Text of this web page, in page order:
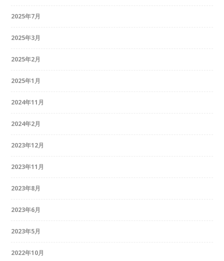
2025年7月
2025年3月
2025年2月
2025年1月
2024年11月
2024年2月
2023年12月
2023年11月
2023年8月
2023年6月
2023年5月
2022年10月